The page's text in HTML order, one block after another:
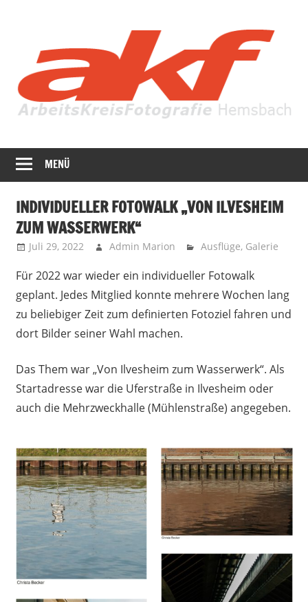
AKF
Hemsbach
in
ihrer
Vielfalt
MENÜ
INDIVIDUELLER FOTOWALK „VON ILVESHEIM
ZUM WASSERWERK“
Juli 29, 2022 Admin Marion Ausflüge, Galerie
Für 2022 war wieder ein individueller Fotowalk
geplant. Jedes Mitglied konnte mehrere Wochen lang
zu beliebiger Zeit zum definierten Fotoziel fahren und
dort Bilder seiner Wahl machen.
Das Them war „Von Ilvesheim zum Wasserwerk“. Als
Startadresse war die Uferstraße in Ilvesheim oder
auch die Mehrzweckhalle (Mühlenstraße) angegeben.